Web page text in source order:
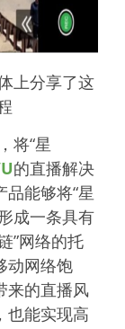
上分享了这
将“星
的直播解决
品能够将“星
成一条具有
”网络的托
动网络饱
来的直播风
也能实现高